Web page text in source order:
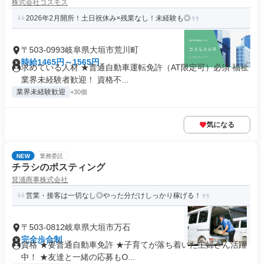
株式会社コスモス
2026年2月開所！土日祝休み×残業なし！未経験も◎
〒503-0993岐阜県大垣市荒川町
時給1465円～1565円
求めている人材 ★普通自動車運転免許（AT限定可）必須 福祉
業界未経験者歓迎！ 資格不...
業界未経験歓迎 +30個
気になる
NEW 業務委託
チラシのポスティング
箕浦商事株式会社
営業・接客は一切なし◎やった分だけしっかり稼げる！
〒503-0812岐阜県大垣市万石
完全歩合制
資格 ★要普通自動車免許 ★子育てが落ち着いた主婦さん活躍
中！ ★友達と一緒の応募もO...